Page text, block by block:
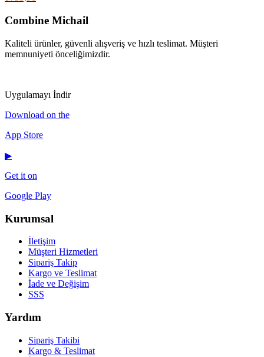
Combine Michail
Kaliteli ürünler, güvenli alışveriş ve hızlı teslimat. Müşteri
memnuniyeti önceliğimizdir.
Uygulamayı İndir
Download on the
App Store
▶
Get it on
Google Play
Kurumsal
İletişim
Müşteri Hizmetleri
Sipariş Takip
Kargo ve Teslimat
İade ve Değişim
SSS
Yardım
Sipariş Takibi
Kargo & Teslimat